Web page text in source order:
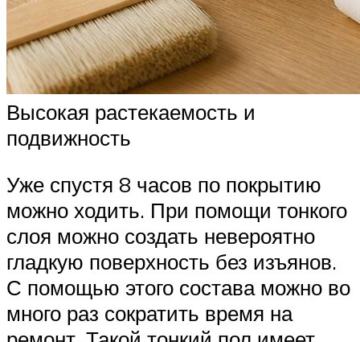
Высокая растекаемость и
подвижность
Уже спустя 8 часов по покрытию
можно ходить. При помощи тонкого
слоя можно создать невероятно
гладкую поверхность без изъянов.
С помощью этого состава можно во
много раз сократить время на